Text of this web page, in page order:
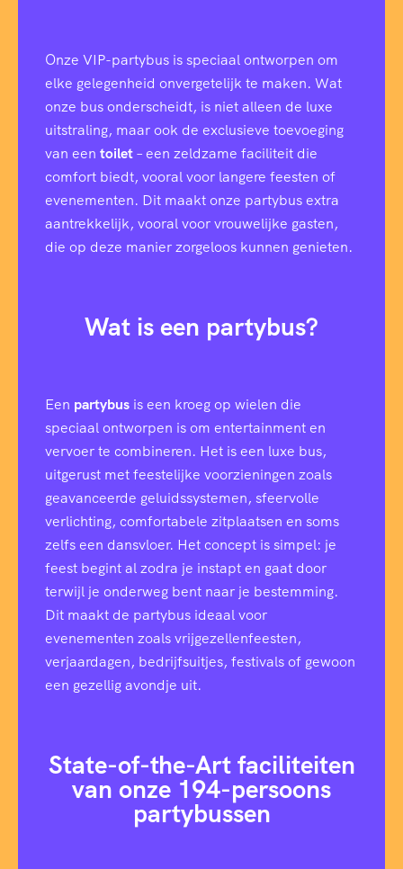
Onze VIP-partybus is speciaal ontworpen om
elke gelegenheid onvergetelijk te maken. Wat
onze bus onderscheidt, is niet alleen de luxe
uitstraling, maar ook de exclusieve toevoeging
van een toilet– een zeldzame faciliteit die
comfort biedt, vooral voor langere feesten of
evenementen. Dit maakt onze partybus extra
aantrekkelijk, vooral voor vrouwelijke gasten,
die op deze manier zorgeloos kunnen genieten.
Wat is een partybus?
Een partybus is een kroeg op wielen die
speciaal ontworpen is om entertainment en
vervoer te combineren. Het is een luxe bus,
uitgerust met feestelijke voorzieningen zoals
geavanceerde geluidssystemen, sfeervolle
verlichting, comfortabele zitplaatsen en soms
zelfs een dansvloer. Het concept is simpel: je
feest begint al zodra je instapt en gaat door
terwijl je onderweg bent naar je bestemming.
Dit maakt de partybus ideaal voor
evenementen zoals vrijgezellenfeesten,
verjaardagen, bedrijfsuitjes, festivals of gewoon
een gezellig avondje uit.
State-of-the-Art faciliteiten
van onze 194-persoons
partybussen